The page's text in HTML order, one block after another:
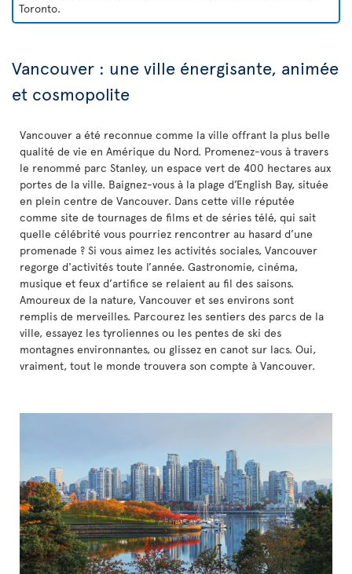
Toronto.
Vancouver : une ville énergisante, animée
et cosmopolite
Vancouver a été reconnue comme la ville offrant la plus belle
qualité de vie en Amérique du Nord. Promenez-vous à travers
le renommé parc Stanley, un espace vert de 400 hectares aux
portes de la ville. Baignez-vous à la plage d’English Bay, située
en plein centre de Vancouver. Dans cette ville réputée
comme site de tournages de films et de séries télé, qui sait
quelle célébrité vous pourriez rencontrer au hasard d’une
promenade ? Si vous aimez les activités sociales, Vancouver
regorge d'activités toute l’année. Gastronomie, cinéma,
musique et feux d’artifice se relaient au fil des saisons.
Amoureux de la nature, Vancouver et ses environs sont
remplis de merveilles. Parcourez les sentiers des parcs de la
ville, essayez les tyroliennes ou les pentes de ski des
montagnes environnantes, ou glissez en canot sur lacs. Oui,
vraiment, tout le monde trouvera son compte à Vancouver.